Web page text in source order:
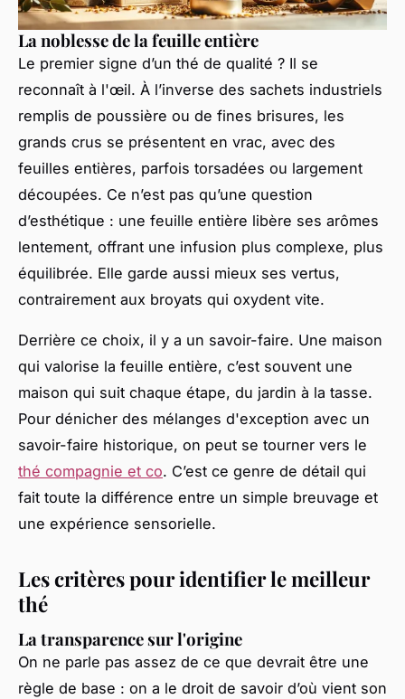
La noblesse de la feuille entière
Le premier signe d’un thé de qualité ? Il se
reconnaît à l'œil. À l’inverse des sachets industriels
remplis de poussière ou de fines brisures, les
grands crus se présentent en vrac, avec des
feuilles entières, parfois torsadées ou largement
découpées. Ce n’est pas qu’une question
d’esthétique : une feuille entière libère ses arômes
lentement, offrant une infusion plus complexe, plus
équilibrée. Elle garde aussi mieux ses vertus,
contrairement aux broyats qui oxydent vite.
Derrière ce choix, il y a un savoir-faire. Une maison
qui valorise la feuille entière, c’est souvent une
maison qui suit chaque étape, du jardin à la tasse.
Pour dénicher des mélanges d'exception avec un
savoir-faire historique, on peut se tourner vers le
thé compagnie et co. C’est ce genre de détail qui
fait toute la différence entre un simple breuvage et
une expérience sensorielle.
Les critères pour identifier le meilleur
thé
La transparence sur l'origine
On ne parle pas assez de ce que devrait être une
règle de base : on a le droit de savoir d’où vient son